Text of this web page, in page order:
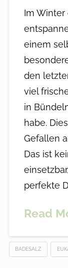
Im Winter
einem
den
viel
in
habe.
Gefallen
Das ist
perfekte
Read
BADESALZ